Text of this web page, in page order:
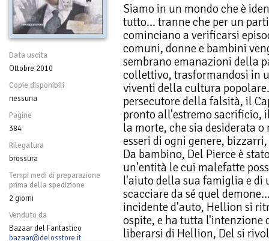
Data uscita
Ottobre 2010
Copie disponibili
nessuna
Pagine
384
Rilegatura
brossura
Tempi medi di preparazione
prima della spedizione
2 giorni
Venduto da
Bazaar del Fantastico
bazaar@delosstore.it
Siamo in un mondo che è
tutto... tranne che per un
cominciano a verificarsi
comuni, donne e bambini
sembrano emanazioni della
collettivo, trasformandosi in
viventi della cultura
persecutore della falsità, il
pronto all'estremo sacrificio,
la morte, che sia desiderata
esseri di ogni genere,
Da bambino, Del Pierce è
un'entità le cui malefatte
l'aiuto della sua famiglia e di
scacciare da sé quel
incidente d'auto, Hellion si
ospite, e ha tutta l'intenzione
liberarsi di Hellion, Del si